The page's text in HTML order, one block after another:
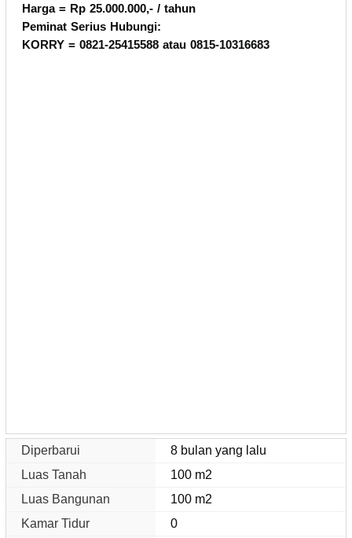
Harga = Rp 25.000.000,- / tahun
Peminat Serius Hubungi:
KORRY = 0821-25415588 atau 0815-10316683
Diperbarui
8 bulan yang lalu
Luas Tanah
100 m2
Luas Bangunan
100 m2
Kamar Tidur
0